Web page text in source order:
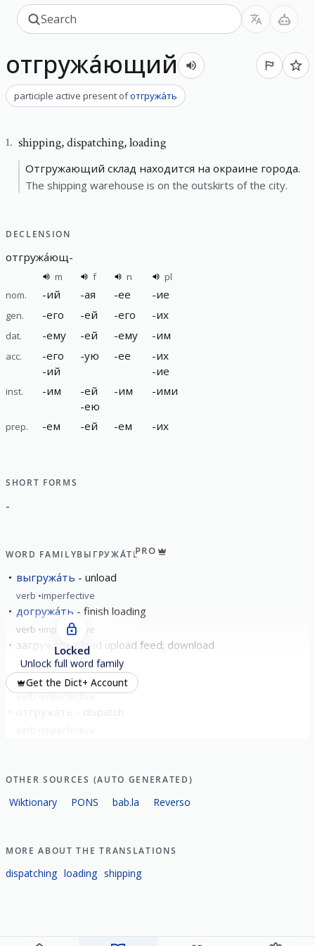
отгружа́ющий
participle active present ofотгружа́ть
1. shipping,dispatching, loading
Отгружающий склад находится на окраине города.
The shipping warehouse is on the outskirts of the city.
DECLENSION
отгружа́ющ-
m f n
pl
nom.
-ий -ая -ее -ие
gen. -его -ей -его -их
dat. -ему -ей -ему -им
acc. -его
-ий
-ую -ее -их
-ие
inst. -им -ей
-ею
-им -ими
prep. -ем -ей -ем -их
SHORT FORMS
-
WORD FAMILYВЫГРУЖА́ТЬPRO
выгружа́ть unload
verb imperfective
догружа́ть finish loading
verb imperfective
загружа́ть load upload feed; download
verb imperfective
нагружа́ть load
verb imperfective
отгружа́ть
Locked
Unlock full word family
Get the Dict+ Account
OTHER SOURCES (AUTO GENERATED)
Wiktionary PONS bab.la Reverso
MORE ABOUT THE TRANSLATIONS
dispatching loading shipping